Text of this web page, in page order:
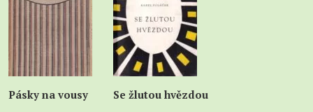
Pásky na vousy
Se žlutou hvězdou